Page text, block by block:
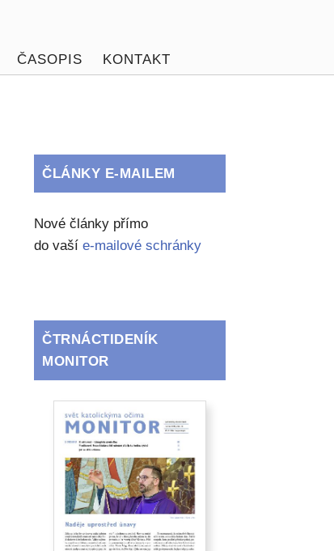
ČASOPIS KONTAKT
ČLÁNKY E-MAILEM
Nové články přímo
do vašíe-mailové schránky
ČTRNÁCTIDENÍK
MONITOR